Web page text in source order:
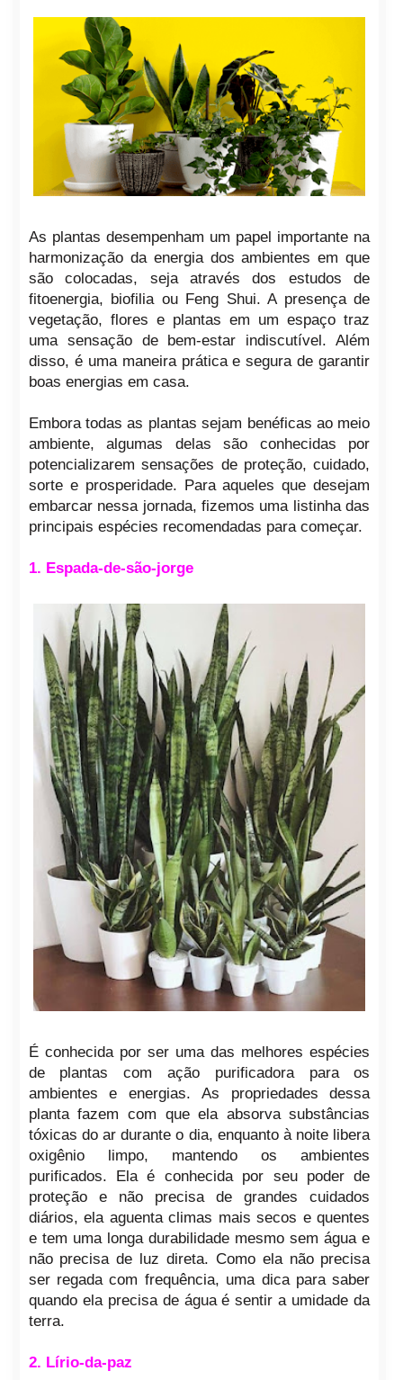
As plantas desempenham um papel importante na
harmonização da energia dos ambientes em que
são colocadas, seja através dos estudos de
fitoenergia, biofilia ou Feng Shui. A presença de
vegetação, flores e plantas em um espaço traz
uma sensação de bem-estar indiscutível. Além
disso, é uma maneira prática e segura de garantir
boas energias em casa.
Embora todas as plantas sejam benéficas ao meio
ambiente, algumas delas são conhecidas por
potencializarem sensações de proteção, cuidado,
sorte e prosperidade. Para aqueles que desejam
embarcar nessa jornada, fizemos uma listinha das
principais espécies recomendadas para começar.
1. Espada-de-são-jorge
É conhecida por ser uma das melhores espécies
de plantas com ação purificadora para os
ambientes e energias. As propriedades dessa
planta fazem com que ela absorva substâncias
tóxicas do ar durante o dia, enquanto à noite libera
oxigênio limpo, mantendo os ambientes
purificados. Ela é conhecida por seu poder de
proteção e não precisa de grandes cuidados
diários, ela aguenta climas mais secos e quentes
e tem uma longa durabilidade mesmo sem água e
não precisa de luz direta. Como ela não precisa
ser regada com frequência, uma dica para saber
quando ela precisa de água é sentir a umidade da
terra.
2. Lírio-da-paz